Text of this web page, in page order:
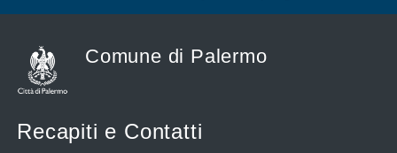
Comune di Palermo
Recapiti e Contatti